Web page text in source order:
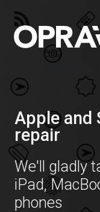
Price list iPhone
Apple and
repair
We'll gladly
iPad,
phones